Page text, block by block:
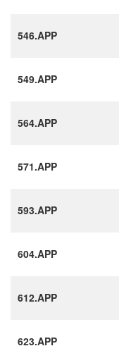
546.APP
549.APP
564.APP
571.APP
593.APP
604.APP
612.APP
623.APP